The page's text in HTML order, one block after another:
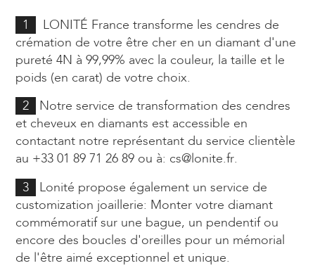
1
LONITÉ France transforme les cendres de
crémation de votre être cher en un diamant d'une
pureté 4N à 99,99% avec la couleur, la taille et le
poids (en carat) de votre choix.
2
Notre service de transformation des cendres
et cheveux en diamants est accessible en
contactant notre représentant du service clientèle
au +33 01 89 71 26 89 ou à: cs@lonite.fr.
3
Lonité propose également un service de
customization joaillerie: Monter votre diamant
commémoratif sur une bague, un pendentif ou
encore des boucles d'oreilles pour un mémorial
de l'être aimé exceptionnel et unique.